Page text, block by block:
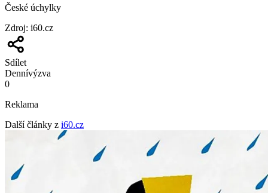
České úchylky
Zdroj: i60.cz
Sdílet
Dennívýzva
0
Reklama
Další články z i60.cz